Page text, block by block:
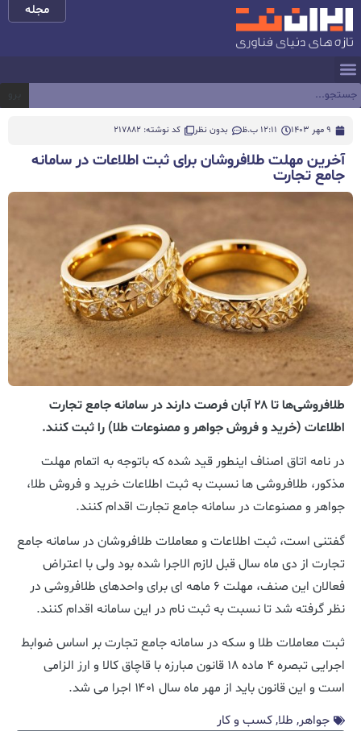
مجله
9 مهر 1403 12:11 ب.ظ بدون نظر کد نوشته: 217882
آخرین مهلت طلافروشان برای ثبت‌ اطلاعات در سامانه
جامع تجارت
طلافروشی‌ها تا ۲۸ آبان فرصت دارند در سامانه جامع تجارت
اطلاعات (خرید و فروش جواهر و مصنوعات طلا) را ثبت کنند.
در نامه اتاق اصناف اینطور قید شده که باتوجه به اتمام مهلت
مذکور، طلافروشی ها نسبت به ثبت اطلاعات خرید و فروش طلا،
جواهر و مصنوعات در سامانه جامع تجارت اقدام کنند.
گفتنی است،‌ ثبت اطلاعات و معاملات طلافروشان در سامانه جامع
تجارت از دی ماه سال قبل لازم ‌الاجرا شده بود ولی با اعتراض
فعالان این صنف، مهلت ۶ ماهه ای برای واحدهای طلافروشی در
نظر گرفته شد تا نسبت به ثبت نام در این سامانه اقدام کنند.
ثبت معاملات طلا و سکه در سامانه جامع تجارت بر اساس ضوابط
اجرایی تبصره ۴ ماده ۱۸ قانون مبارزه با قاچاق کالا و ارز الزامی
است و این قانون باید از مهر ماه سال ۱۴۰۱ اجرا می شد.
جواهر, طلا,کسب و کار